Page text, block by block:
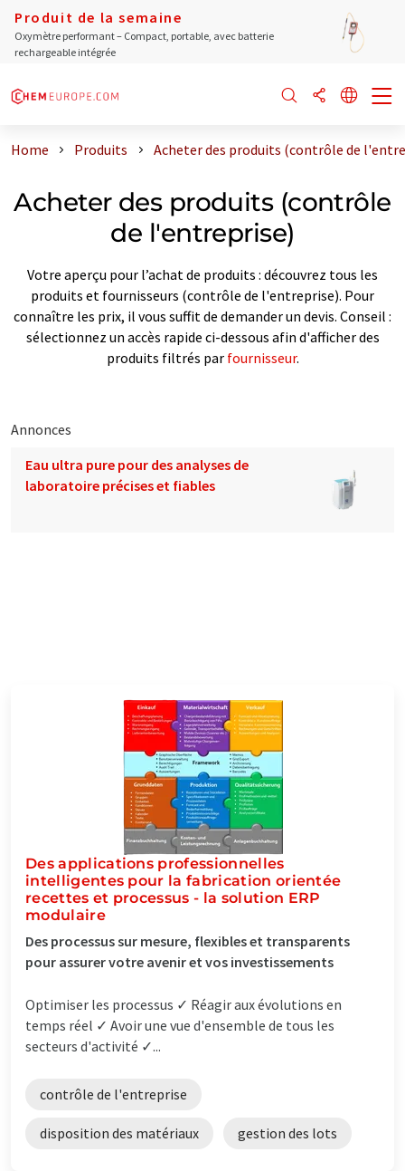
Produit de la semaine
Oxymètre performant – Compact, portable, avec batterie
rechargeable intégrée
Home Produits Acheter des produits (contrôle de
Acheter des produits (contrôle
de l'entreprise)
Votre aperçu pour l’achat de produits : découvrez tous les
produits et fournisseurs (contrôle de l'entreprise). Pour
connaître les prix, il vous suffit de demander un devis. Conseil :
sélectionnez un accès rapide ci-dessous afin d'afficher des
produits filtrés par fournisseur.
Annonces
Eau ultra pure pour des analyses de
laboratoire précises et fiables
Des applications professionnelles
intelligentes pour la fabrication orientée
recettes et processus - la solution ERP
modulaire
Des processus sur mesure, flexibles et transparents
pour assurer votre avenir et vos investissements
Optimiser les processus ✓ Réagir aux évolutions en
temps réel ✓ Avoir une vue d'ensemble de tous les
secteurs d'activité ✓...
contrôle de l'entreprise
disposition des matériaux gestion des lots